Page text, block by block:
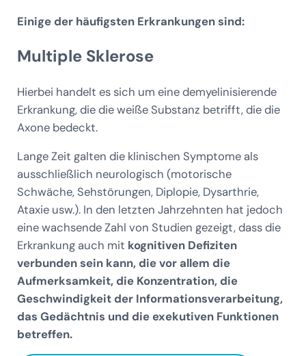
Einige der häufigsten Erkrankungen sind:
Multiple Sklerose
Hierbei handelt es sich um eine demyelinisierende
Erkrankung, die die weiße Substanz betrifft, die die
Axone bedeckt.
Lange Zeit galten die klinischen Symptome als
ausschließlich neurologisch (motorische
Schwäche, Sehstörungen, Diplopie, Dysarthrie,
Ataxie usw.). In den letzten Jahrzehnten hat jedoch
eine wachsende Zahl von Studien gezeigt, dass die
Erkrankung auch mit kognitiven Defiziten
verbunden sein kann, die vor allem die
Aufmerksamkeit, die Konzentration, die
Geschwindigkeit der Informationsverarbeitung,
das Gedächtnis und die exekutiven Funktionen
betreffen.